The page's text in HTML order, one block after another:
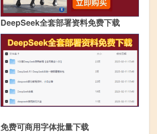
DeepSeek全套部署资料免费下载
免费可商用字体批量下载